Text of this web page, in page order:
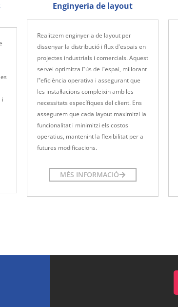
i
Enginyeria de layout
Realitzem enginyeria de layout per
dissenyar la distribució i flux d'espais en
projectes industrials i comercials. Aquest
servei optimitza l‟ús de l‟espai, millorant
l‟eficiència operativa i assegurant que
les instal·lacions compleixin amb les
necessitats específiques del client. Ens
assegurem que cada layout maximitzi la
funcionalitat i minimitzi els costos
operatius, mantenint la flexibilitat per a
futures modificacions.
MÉS INFORMACIÓ